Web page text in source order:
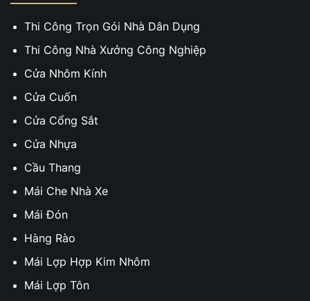
Thi Công Trọn Gói Nhà Dân Dụng
Thi Công Nhà Xưởng Công Nghiệp
Cửa Nhôm Kính
Cửa Cuốn
Cửa Cổng Sắt
Cửa Nhựa
Cầu Thang
Mái Che Nhà Xe
Mái Đón
Hàng Rào
Mái Lợp Hợp Kim Nhôm
Mái Lợp Tôn